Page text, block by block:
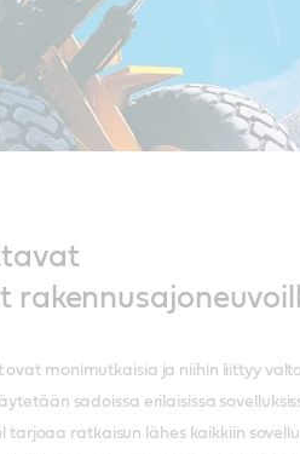
monimutkaisia ja niihin liittyy
sadoissa erilaisissa
tarjoaa ratkaisun lähes kaikkiin